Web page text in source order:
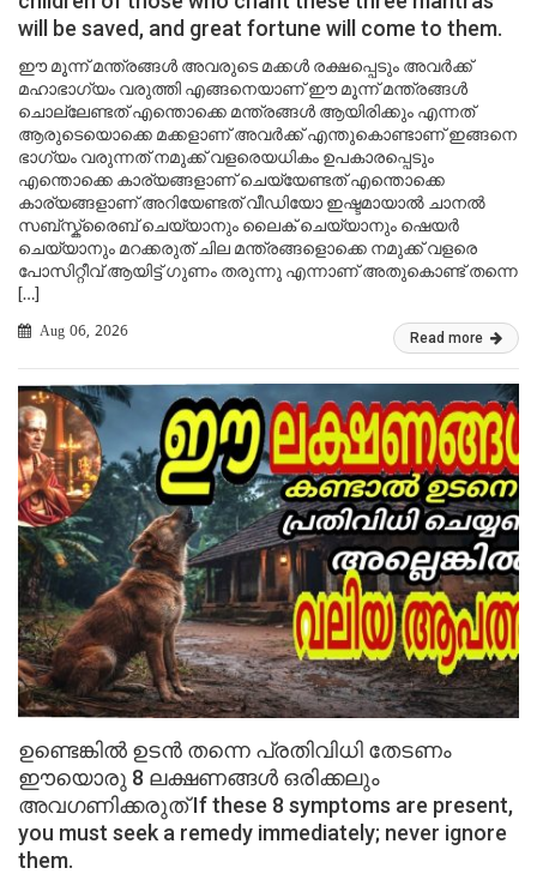
will be saved, and great fortune will come to them.
ഈ മൂന്ന് മന്ത്രങ്ങൾ അവരുടെ മക്കൾ രക്ഷപ്പെടും അവർക്ക്
മഹാഭാഗ്യം വരുത്തി എങ്ങനെയാണ് ഈ മൂന്ന് മന്ത്രങ്ങൾ
ചൊല്ലേണ്ടത് എന്തൊക്കെ മന്ത്രങ്ങൾ ആയിരിക്കും എന്നത്
ആരുടെയൊക്കെ മക്കളാണ് അവർക്ക് എന്തുകൊണ്ടാണ് ഇങ്ങനെ
ഭാഗ്യം വരുന്നത് നമുക്ക് വളരെയധികം ഉപകാരപ്പെടും
എന്തൊക്കെ കാര്യങ്ങളാണ് ചെയ്യേണ്ടത് എന്തൊക്കെ
കാര്യങ്ങളാണ് അറിയേണ്ടത് വീഡിയോ ഇഷ്ടമായാൽ ചാനൽ
സബ്സ്ക്രൈബ് ചെയ്യാനും ലൈക് ചെയ്യാനും ഷെയർ
ചെയ്യാനും മറക്കരുത് ചില മന്ത്രങ്ങളൊക്കെ നമുക്ക് വളരെ
പോസിറ്റീവ് ആയിട്ട് ഗുണം തരുന്നു എന്നാണ് അതുകൊണ്ട് തന്നെ
[…]
Aug 06, 2026 Read more
ഉണ്ടെങ്കിൽ ഉടൻ തന്നെ പ്രതിവിധി തേടണം
ഈയൊരു 8 ലക്ഷണങ്ങൾ ഒരിക്കലും
അവഗണിക്കരുത് If these 8 symptoms are present,
you must seek a remedy immediately; never ignore
them.